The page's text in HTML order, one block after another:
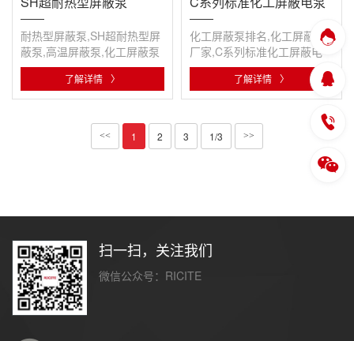
耐热型屏蔽泵,SH超耐热型屏
蔽泵,高温屏蔽泵,化工屏蔽泵
厂家,屏蔽泵厂家
了解详情 〉
化工屏蔽泵排名,化工屏蔽泵
厂家,C系列标准化工屏蔽电
泵,屏蔽泵
了解详情 〉
<< 1 2 3 1/3 >>
扫一扫，关注我们
微信公众号：RICITE